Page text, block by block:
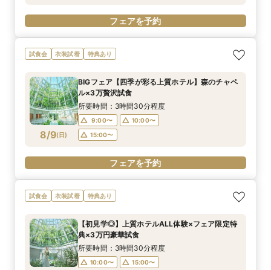
フェアを予約
試食会 衣装試着 特典あり
8/9(日)
BIGフェア【四季が彩る上質ホテル】森のチャペ
ル×3万贅沢試食
所要時間：3時間30分程度
9:00〜
10:00〜
15:00〜
フェアを予約
試食会 衣装試着 特典あり
【初見学◎】上質ホテルALL体験×フェア限定特
典×3万円豪華試食
所要時間：3時間30分程度
10:00〜
15:00〜